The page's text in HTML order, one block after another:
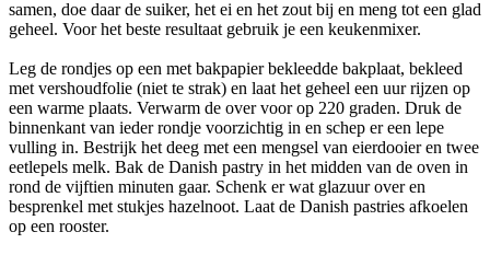
samen, doe daar de suiker, het ei en het zout bij en meng tot een glad
geheel. Voor het beste resultaat gebruik je een keukenmixer.
Leg de rondjes op een met bakpapier bekleedde bakplaat, bekleed
met vershoudfolie (niet te strak) en laat het geheel een uur rijzen op
een warme plaats. Verwarm de over voor op 220 graden. Druk de
binnenkant van ieder rondje voorzichtig in en schep er een lepe
vulling in. Bestrijk het deeg met een mengsel van eierdooier en twee
eetlepels melk. Bak de Danish pastry in het midden van de oven in
rond de vijftien minuten gaar. Schenk er wat glazuur over en
besprenkel met stukjes hazelnoot. Laat de Danish pastries afkoelen
op een rooster.